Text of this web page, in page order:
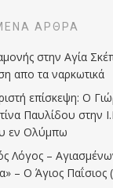
ΆΡΘΡΑ
στην Αγία
απο τα ναρκωτικά
επίσκεψη: Ο
Παυλίδου στην
εν Ολύμπω
Λόγος –
– Ο Άγιος Παΐσιος